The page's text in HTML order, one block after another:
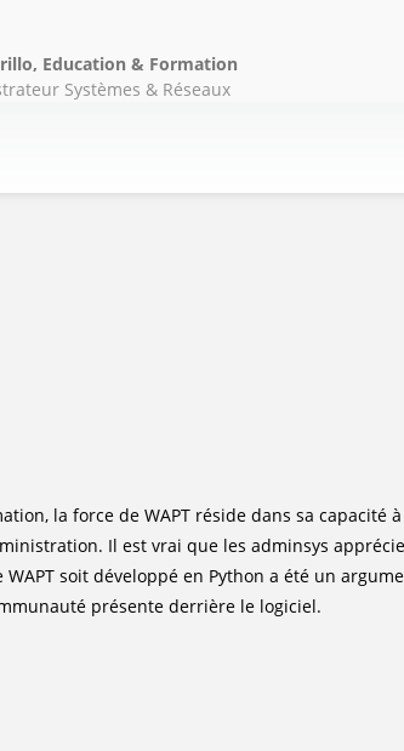
Education & Formation
Systèmes & Réseaux
la force de WAPT réside dans sa
Il est vrai que les adminsys
WAPT soit développé en Python a été un
présente derrière le logiciel.